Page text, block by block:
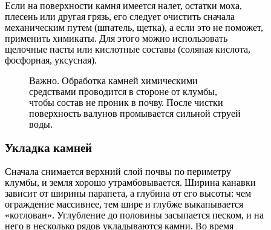
Если на поверхности камня имеется налет, остатки моха,
плесень или другая грязь, его следует очистить сначала
механическим путем (шпатель, щетка), а если это не поможет,
применить химикаты. Для этого можно использовать
щелочные пасты или кислотные составы (соляная кислота,
фосфорная, уксусная).
Важно. Обработка камней химическими
средствами проводится в стороне от клумбы,
чтобы состав не проник в почву. После чистки
поверхность валунов промывается сильной струей
воды.
Укладка камней
Сначала снимается верхний слой почвы по периметру
клумбы, и земля хорошо утрамбовывается. Ширина канавки
зависит от ширины парапета, а глубина от его высоты: чем
ограждение массивнее, тем шире и глубже выкапывается
«котлован». Углубление до половины засыпается песком, и на
него в несколько рядов укладываются камни. Во время